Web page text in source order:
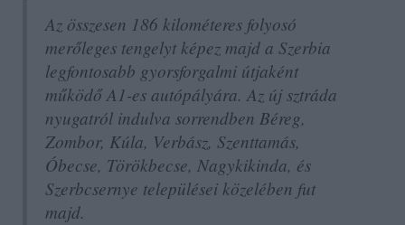
Az összesen 186 kilométeres folyosó
merőleges tengelyt képez majd a Szerbia
legfontosabb gyorsforgalmi útjaként
működő A1-es autópályára. Az új sztráda
nyugatról indulva sorrendben Béreg,
Zombor, Kúla, Verbász, Szenttamás,
Óbecse, Törökbecse, Nagykikinda, és
Szerbcsernye települései közelében fut
majd.